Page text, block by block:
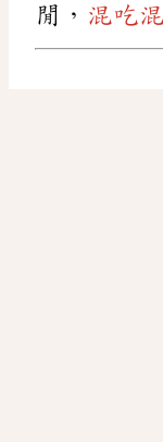
閒， 混吃